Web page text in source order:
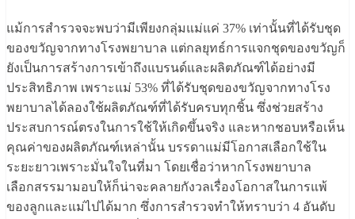
แม้การสำรวจจะพบว่ามีเพียงกลุ่มแม่แค่ 37% เท่านั้นที่ได้รับชุด
ของขวัญจากทางโรงพยาบาล แต่กลยุทธ์การแจกชุดของขวัญก็
ยังเป็นการสร้างการเข้าถึงแบรนด์และผลิตภัณฑ์ได้อย่างมี
ประสิทธิภาพ เพราะแม่ 53% ที่ได้รับชุดของขวัญจากทางโรง
พยาบาลได้ลองใช้ผลิตภัณฑ์ที่ได้รับครบทุกชิ้น ซึ่งช่วยสร้าง
ประสบการณ์ตรงในการใช้ให้เกิดขึ้นจริง และหากชอบหรือเห็น
คุณค่าของผลิตภัณฑ์เหล่านั้น บรรดาแม่มีโอกาสเลือกใช้ใน
ระยะยาวเพราะมั่นใจในที่มา โดยเชื่อว่าหากโรงพยาบาล
เลือกสรรมามอบให้ก็น่าจะคลายกังวลเรื่องโอกาสในการแพ้
ของลูกและแม่ไปได้มาก ซึ่งการสำรวจทำให้ทราบว่า 4 อันดับ